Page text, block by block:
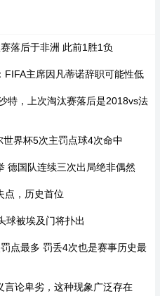
落后于非洲 此前1胜1负
主席因凡蒂诺辞职可能性低
特，上次淘汰赛落后是2018vs法
界杯5次主罚点球4次命中
德国队连续三次出局绝非偶然
点，历史首位
球被埃及门将扑出
点最多 罚丢4次也是赛事历史最
言论卑劣，这种现象广泛存在